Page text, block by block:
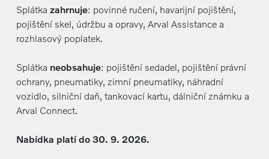
Splátka zahrnuje: povinné ručení, havarijní pojištění,
pojištění skel, údržbu a opravy, Arval Assistance a
rozhlasový poplatek.
Splátka neobsahuje: pojištění sedadel, pojištění právní
ochrany, pneumatiky, zimní pneumatiky, náhradní
vozidlo, silniční daň, tankovací kartu, dálniční známku a
Arval Connect.
Nabídka platí do 30. 9. 2026.